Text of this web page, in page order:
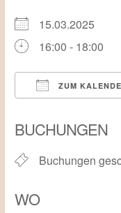
15.03.2025
16:00 - 18:00
ZUM
BUCHUNGEN
Buchungen
WO